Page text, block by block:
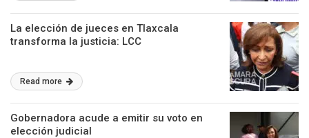
La elección de jueces en Tlaxcala
transforma la justicia: LCC
Read more
Gobernadora acude a emitir su voto en
elección judicial